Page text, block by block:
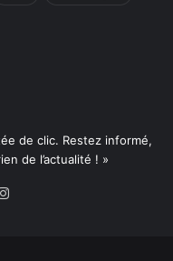
de clic. Restez informé,
de l’actualité ! »
Instagram